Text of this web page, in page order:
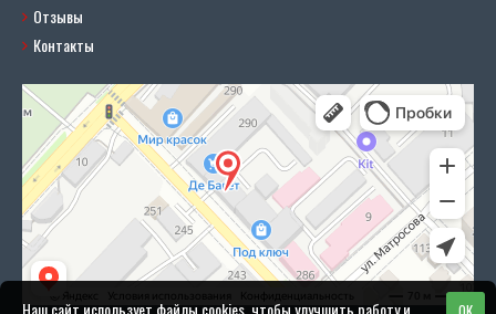
Отзывы
Контакты
Наш сайт использует файлы cookies, чтобы улучшить работу и